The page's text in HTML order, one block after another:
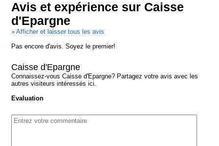
Avis et expérience sur Caisse
d'Epargne
» Afficher et laisser tous les avis
Pas encore d'avis. Soyez le premier!
Caisse d'Epargne
Connaissez-vous Caisse d'Epargne? Partagez votre avis avec les
autres visiteurs intéressés ici.
Evaluation